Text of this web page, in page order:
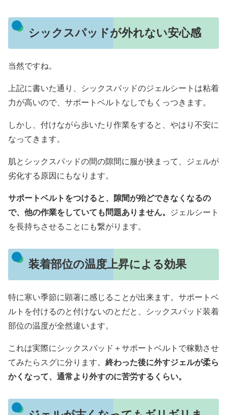
シックスパッドが外れない安心感
当然ですね。
上記に書いた通り、シックスパッドのジェルシートは粘着
力が高いので、サポートベルトなしでもくっつきます。
しかし、付けながら歩いたり作業をすると、やはり不安に
なってきます。
肌とシックスパッドの間の隙間に服が挟まって、ジェルが
劣化する原因にもなります。
サポートベルトをつけると、隙間が殆どできなくなるの
で、他の作業をしていても問題ありません。
ジェルシート
を長持ちさせることにも繋がります。
装着部位の温度上昇による効果
特に寒い季節に顕著に感じることが出来ます。サポートベ
ルトを付けるのと付けないのとだと、シックスパッド装着
部位の温度が全然違います。
これは実際にシックスパッド＋サポートベルトで稼動させ
てみたらスグに分ります。 終わった後に外すジェルが柔ら
かくなって、通常より外すのに苦労するくらい。